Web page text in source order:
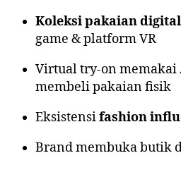
Koleksi pakaian digital
game & platform VR
Virtual try-on memakai
membeli pakaian fisik
Eksistensifashion
Brand membuka butik